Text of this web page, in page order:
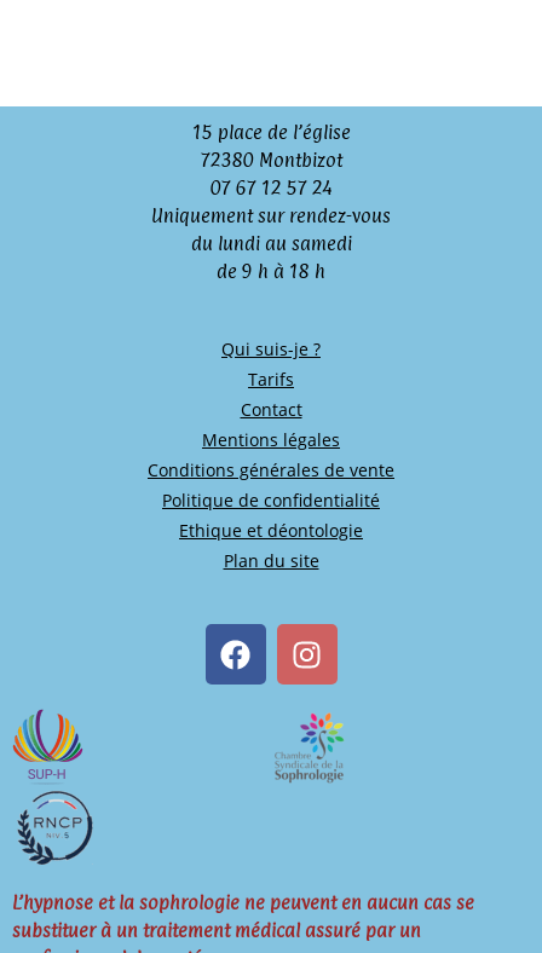
15 place de l’église
72380 Montbizot
07 67 12 57 24
Uniquement sur rendez-vous
du lundi au samedi
de 9 h à 18 h
Qui suis-je ?
Tarifs
Contact
Mentions légales
Conditions générales de vente
Politique de confidentialité
Ethique et déontologie
Plan du site
L’hypnose et la sophrologie ne peuvent en aucun cas se
substituer à un traitement médical assuré par un